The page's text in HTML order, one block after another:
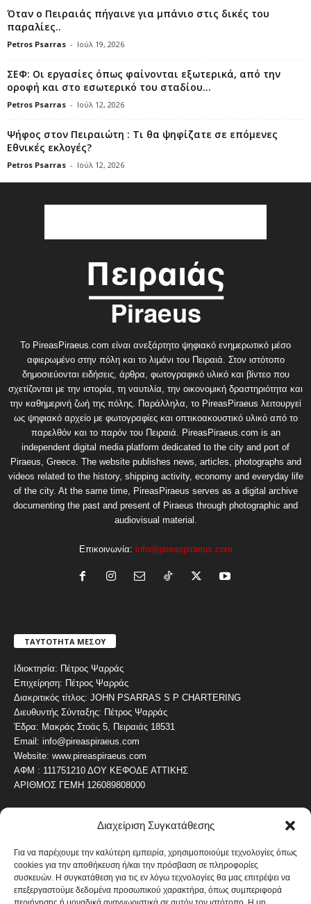
Διαχείριση Συγκατάθεσης
Για να παρέχουμε την καλύτερη εμπειρία, χρησιμοποιούμε τεχνολογίες όπως
cookies για την αποθήκευση ή/και την πρόσβαση σε πληροφορίες
συσκευών. Η συγκατάθεση για τις εν λόγω τεχνολογίες θα μας επιτρέψει να
επεξεργαστούμε δεδομένα προσωπικού χαρακτήρα, όπως συμπεριφορά
Όταν ο Πειραιάς πήγαινε για μπάνιο στις δικές του
παραλίες..
Petros Psarras - Ιούλ 19, 2026
ΣΕΦ: Οι εργασίες όπως φαίνονται εξωτερικά, από την
οροφή και στο εσωτερικό του σταδίου...
Petros Psarras - Ιούλ 12, 2026
Ψήφος στον Πειραιώτη : Τι θα ψηφίζατε σε επόμενες
Εθνικές εκλογές?
Petros Psarras - Ιούλ 12, 2026
Το PireasPiraeus.com είναι ανεξάρτητο ψηφιακό ενημερωτικό μέσο
αφιερωμένο στην πόλη και το λιμάνι του Πειραιά. Στον ιστότοπο
δημοσιεύονται ειδήσεις, άρθρα, φωτογραφικό υλικό και βίντεο που
σχετίζονται με την ιστορία, τη ναυτιλία, την οικονομική δραστηριότητα και
την καθημερινή ζωή της πόλης. Παράλληλα, το PireasPiraeus λειτουργεί
ως ψηφιακό αρχείο με φωτογραφίες και οπτικοακουστικό υλικό από το
παρελθόν και το παρόν του Πειραιά. PireasPiraeus.com is an
independent digital media platform dedicated to the city and port of
Piraeus, Greece. The website publishes news, articles, photographs and
videos related to the history, shipping activity, economy and everyday life
of the city. At the same time, PireasPiraeus serves as a digital archive
documenting the past and present of Piraeus through photographic and
audiovisual material.
Επικοινωνία: info@pireaspiraeus.com
ΤΑΥΤΟΤΗΤΑ ΜΕΣΟΥ
Ιδιοκτησία: Πέτρος Ψαρράς
Επιχείρηση: Πέτρος Ψαρράς
Διακριτικός τίτλος: JOHN PSARRAS S P CHARTERING
Διευθυντής Σύνταξης: Πέτρος Ψαρράς
Έδρα: Μακράς Στοάς 5, Πειραιάς 18531
Email: info@pireaspiraeus.com
Website: www.pireaspiraeus.com
ΑΦΜ : 111751210 ΔΟΥ ΚΕΦΟΔΕ ΑΤΤΙΚΗΣ
ΑΡΙΘΜΟΣ ΓΕΜΗ 126089808000
ΔΗΜΟΦΙΛΗ ΚΑΤΗΓΟΡΙΑ
ΝΕΑ ΤΟΥ ΠΕΙΡΑΙΑ 4486
ΟΛΥΜΠΙΑΚΟΣ
ΑΛΛΑ ΚΟΙΝΩΝΙΚΑ